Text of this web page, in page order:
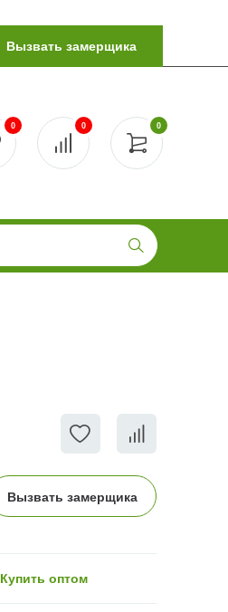
Вызвать замерщика
0
0 0
Вызвать замерщика
Купить оптом